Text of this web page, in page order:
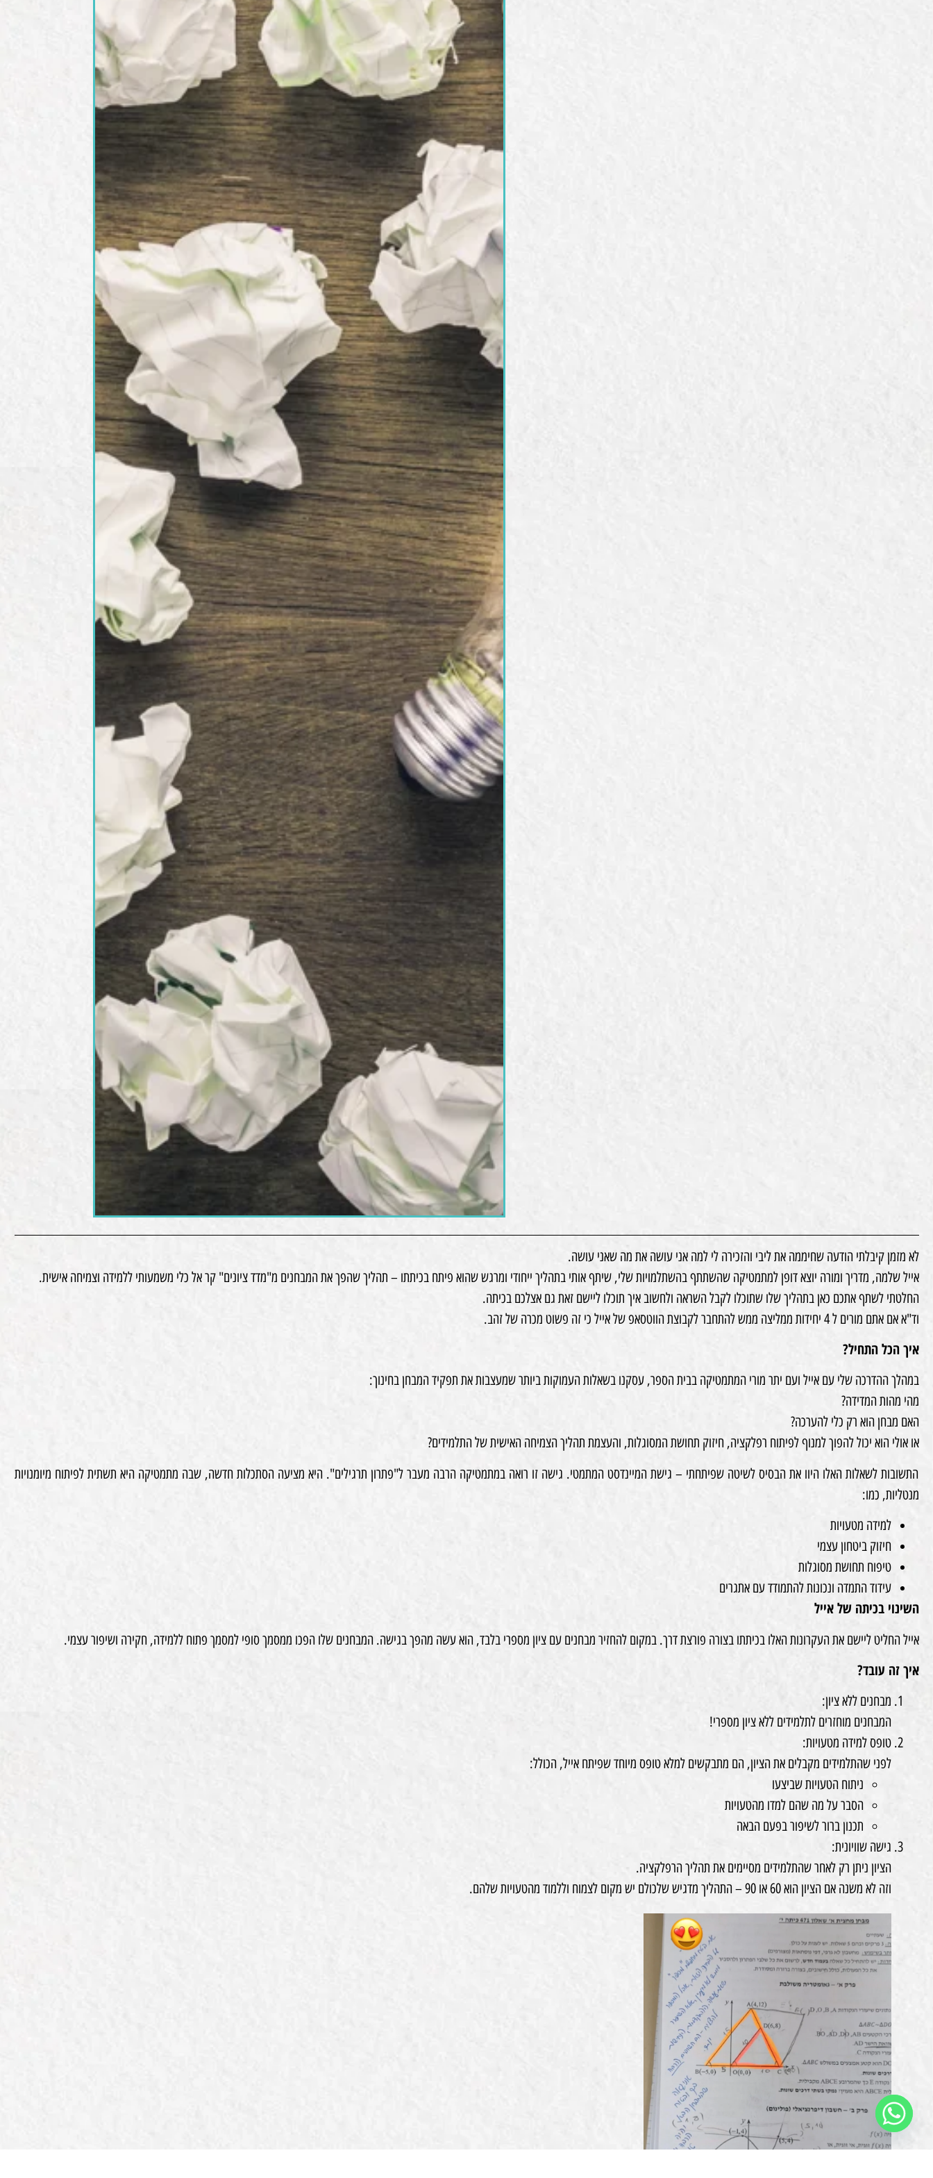
לא מזמן קיבלתי הודעה שחיממה את ליבי והזכירה לי למה אני עושה את מה שאני עושה.
אייל שלמה, מדריך ומורה יוצא דופן למתמטיקה שהשתתף בהשתלמויות שלי, שיתף אותי בתהליך ייחודי ומרגש שהוא פיתח בכיתתו – תהליך שהפך את המבחנים מ"מדד ציונים" קר אל כלי משמעותי ללמידה וצמיחה אישית.
החלטתי לשתף אתכם כאן בתהליך שלו שתוכלו לקבל השראה ולחשוב איך תוכלו ליישם זאת גם אצלכם בכיתה.
וד"א אם אתם מורים ל 4 יחידות ממליצה ממש להתחבר לקבוצת הווטסאפ של אייל כי זה פשוט מכרה של זהב.
איך הכל התחיל?
במהלך ההדרכה שלי עם אייל ועם יתר מורי המתמטיקה בבית הספר, עסקנו בשאלות העמוקות ביותר שמעצבות את תפקיד המבחן בחינוך:
מהי מהות המדידה?
האם מבחן הוא רק כלי להערכה?
או אולי הוא יכול להפוך למנוף לפיתוח רפלקציה, חיזוק תחושת המסוגלות, והעצמת תהליך הצמיחה האישית של התלמידים?
התשובות לשאלות האלו היוו את הבסיס לשיטה שפיתחתי – גישת המיינדסט המתמטי. גישה זו רואה במתמטיקה הרבה מעבר ל"פתרון תרגילים". היא מציעה הסתכלות חדשה, שבה מתמטיקה היא תשתית לפיתוח מיומנויות
מנטליות, כמו:
למידה מטעויות
חיזוק ביטחון עצמי
טיפוח תחושת מסוגלות
עידוד התמדה ונכונות להתמודד עם אתגרים
השינוי בכיתה של אייל
אייל החליט ליישם את העקרונות האלו בכיתתו בצורה פורצת דרך. במקום להחזיר מבחנים עם ציון מספרי בלבד, הוא עשה מהפך בגישה. המבחנים שלו הפכו ממסמך סופי למסמך פתוח ללמידה, חקירה ושיפור עצמי.
איך זה עובד?
מבחנים ללא ציון:
המבחנים מוחזרים לתלמידים ללא ציון מספרי!
טופס למידה מטעויות:
לפני שהתלמידים מקבלים את הציון, הם מתבקשים למלא טופס מיוחד שפיתח אייל, הכולל:
ניתוח הטעויות שביצעו
הסבר על מה שהם למדו מהטעויות
תכנון ברור לשיפור בפעם הבאה
גישה שוויונית:
הציון ניתן רק לאחר שהתלמידים מסיימים את תהליך הרפלקציה.
וזה לא משנה אם הציון הוא 60 או 90 – התהליך מדגיש שלכולם יש מקום לצמוח וללמוד מהטעויות שלהם.